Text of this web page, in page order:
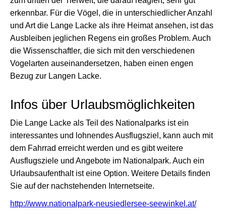
erkennbar. Für die Vögel, die in unterschiedlicher Anzahl
und Art die Lange Lacke als ihre Heimat ansehen, ist das
Ausbleiben jeglichen Regens ein großes Problem. Auch
die Wissenschaftler, die sich mit den verschiedenen
Vogelarten auseinandersetzen, haben einen engen
Bezug zur Langen Lacke.
Infos über Urlaubsmöglichkeiten
Die Lange Lacke als Teil des Nationalparks ist ein
interessantes und lohnendes Ausflugsziel, kann auch mit
dem Fahrrad erreicht werden und es gibt weitere
Ausflugsziele und Angebote im Nationalpark. Auch ein
Urlaubsaufenthalt ist eine Option. Weitere Details finden
Sie auf der nachstehenden Internetseite.
http://www.nationalpark-neusiedlersee-seewinkel.at/